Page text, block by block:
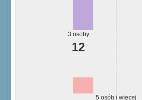
3 osoby
12
5 osób i więcej